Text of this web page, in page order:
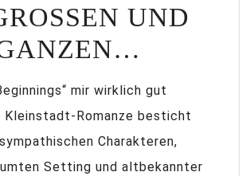
UND G
mir wirklich gut
Kleinstadt-Romanze besticht
Charakteren,
Setting und altbekannter